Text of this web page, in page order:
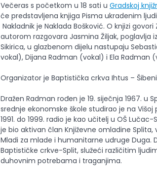
Večeras s početkom u 18 sati u Gradskoj
će predstavljena knjiga Pisma ukradenim
Nakladnik je Naklada Bošković. O knjizi govori
autorom razgovara Jasmina Žiljak, poglavlja
Sikirica, u glazbenom dijelu nastupaju
vokal), Dijana Radman (vokal) i Ela Radman
Organizator je Baptistička crkva Ihtus –
Dražen Radman rođen je 19. siječnja 1967. u
srednje ekonomske škole studirao je na Višoj
1991. do 1999. radio je kao učitelj u OŠ
je bio aktivan član Književne omladine Splita,
Mladi za mlade i humanitarne udruge Duga.
Baptističke crkve-Split, služeći različitim
duhovnim potrebama i traganjima.